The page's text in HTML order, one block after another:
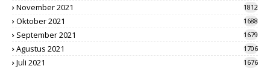
November 2021 1812
Oktober 2021 1688
September 2021 1679
Agustus 2021 1706
Juli 2021 1676